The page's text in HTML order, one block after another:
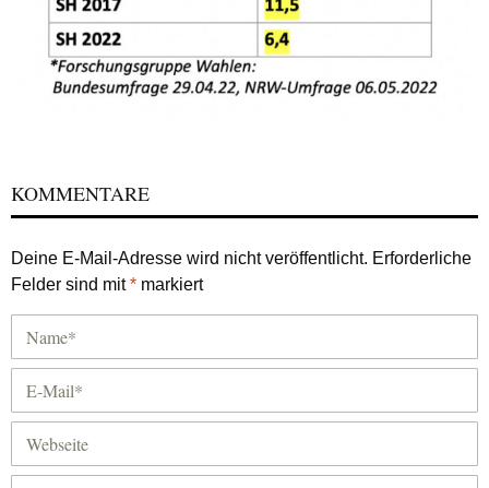
KOMMENTARE
Deine E-Mail-Adresse wird nicht veröffentlicht. Erforderliche
Felder sind mit* markiert